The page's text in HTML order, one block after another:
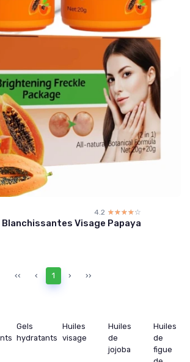
4.2 ☆☆☆☆☆
★★★★★
Visage Papaya
‹‹ ‹ 1 › ››
Gels
hydratants
Huiles
visage
Huiles
de
jojoba
Huiles
de
figue